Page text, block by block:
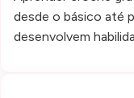
desde o básico até
desenvolvem